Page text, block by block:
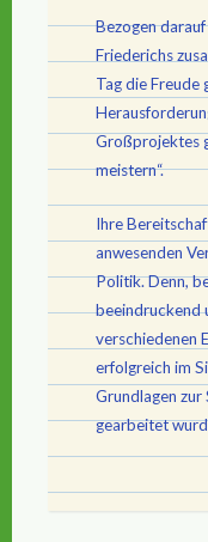
Bezogen
Friederichs
Tag die Freude
Großprojektes
meistern“.
Ihre
anwesenden
Politik. Denn,
beeindruckend
verschiedenen
erfolgreich im
Grundlagen zur
gearbeitet